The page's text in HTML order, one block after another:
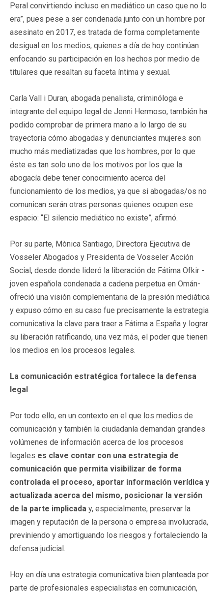
Peral convirtiendo incluso en mediático un caso que no lo
era”, pues pese a ser condenada junto con un hombre por
asesinato en 2017, es tratada de forma completamente
desigual en los medios, quienes a día de hoy continúan
enfocando su participación en los hechos por medio de
titulares que resaltan su faceta íntima y sexual.
Carla Vall i Duran, abogada penalista, criminóloga e
integrante del equipo legal de Jenni Hermoso, también ha
podido comprobar de primera mano a lo largo de su
trayectoria cómo abogadas y denunciantes mujeres son
mucho más mediatizadas que los hombres, por lo que
éste es tan solo uno de los motivos por los que la
abogacía debe tener conocimiento acerca del
funcionamiento de los medios, ya que si abogadas/os no
comunican serán otras personas quienes ocupen ese
espacio: “El silencio mediático no existe”, afirmó.
Por su parte, Mònica Santiago, Directora Ejecutiva de
Vosseler Abogados y Presidenta de Vosseler Acción
Social, desde donde lideró la liberación de Fátima Ofkir -
joven española condenada a cadena perpetua en Omán-
ofreció una visión complementaria de la presión mediática
y expuso cómo en su caso fue precisamente la estrategia
comunicativa la clave para traer a Fátima a España y lograr
su liberación ratificando, una vez más, el poder que tienen
los medios en los procesos legales.
La comunicación estratégica fortalece la defensa
legal
Por todo ello, en un contexto en el que los medios de
comunicación y también la ciudadanía demandan grandes
volúmenes de información acerca de los procesos
legales es clave contar con una estrategia de
comunicación que permita visibilizar de forma
controlada el proceso, aportar información verídica y
actualizada acerca del mismo, posicionar la versión
de la parte implicada y, especialmente, preservar la
imagen y reputación de la persona o empresa involucrada,
previniendo y amortiguando los riesgos y fortaleciendo la
defensa judicial.
Hoy en día una estrategia comunicativa bien planteada por
parte de profesionales especialistas en comunicación,